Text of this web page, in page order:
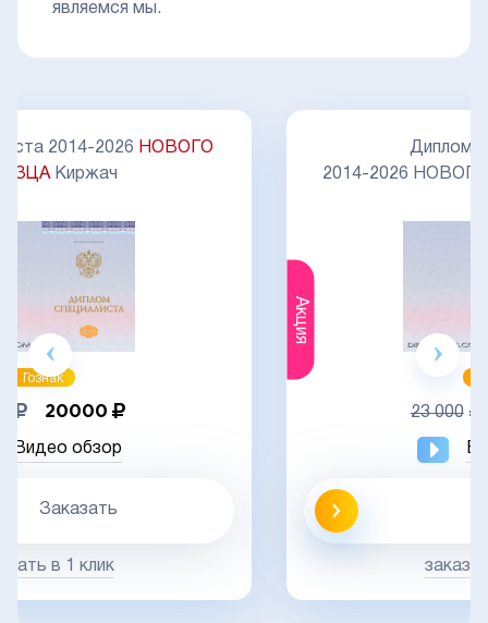
являемся мы.
Акция
Диплом специалиста
2014-2026 НОВОГО ОБРАЗЦА с отличием
Заказать